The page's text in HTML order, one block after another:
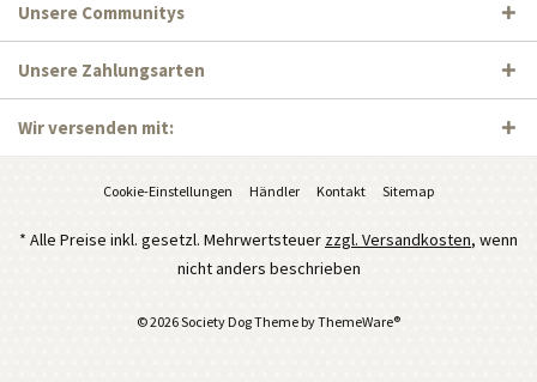
Unsere Communitys
Unsere Zahlungsarten
Wir versenden mit:
Cookie-Einstellungen Händler Kontakt Sitemap
* Alle Preise inkl. gesetzl. Mehrwertsteuer zzgl. Versandkosten, wenn
nicht anders beschrieben
© 2026 Society Dog Theme byThemeWare®